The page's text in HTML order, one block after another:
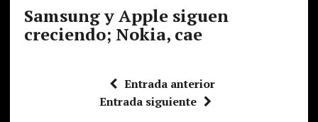
Samsung y Apple siguen
creciendo; Nokia, cae
Entrada anterior
Entrada siguiente